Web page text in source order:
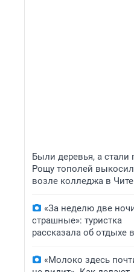
Были деревья, а стали
Рощу тополей
возле колледжа в Чите
«За неделю две
страшные»: туристка
рассказала об отдыхе
«Молоко здесь